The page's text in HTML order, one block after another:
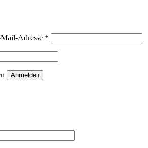
Adresse *
Anmelden